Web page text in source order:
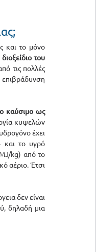
και το μόνο
του
τις πολλές
καύσιμο ως
κυψελών
έχει
και το υγρό
kg) από το
αέριο. Έτσι
δεν είναι
δηλαδή μια